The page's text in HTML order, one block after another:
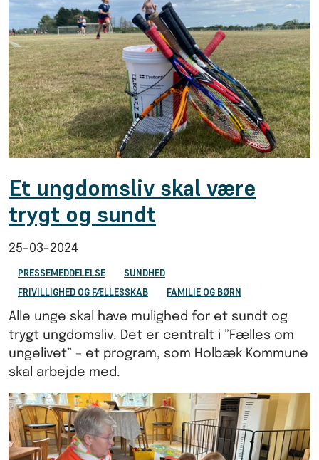
Et ungdomsliv skal være
trygt og sundt
25-03-2024
PRESSEMEDDELELSE
SUNDHED
FRIVILLIGHED OG FÆLLESSKAB
FAMILIE OG BØRN
Alle unge skal have mulighed for et sundt og
trygt ungdomsliv. Det er centralt i ”Fælles om
ungelivet” – et program, som Holbæk Kommune
skal arbejde med.